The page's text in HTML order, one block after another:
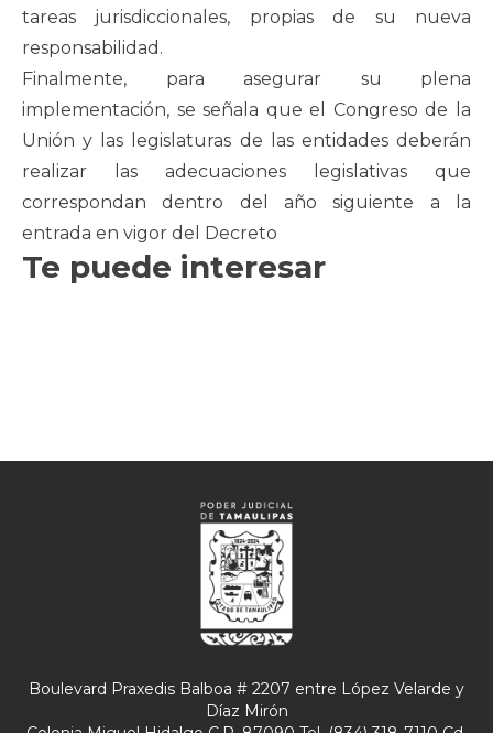
tareas jurisdiccionales, propias de su nueva
responsabilidad.
Finalmente, para asegurar su plena
implementación, se señala que el Congreso de la
Unión y las legislaturas de las entidades deberán
realizar las adecuaciones legislativas que
correspondan dentro del año siguiente a la
entrada en vigor del Decreto
Te puede interesar
Boulevard Praxedis Balboa # 2207 entre López Velarde y
Díaz Mirón